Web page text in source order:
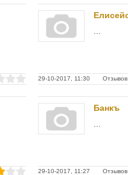
29-10-2017, 11:30
Банкъ
29-10-2017, 11:27